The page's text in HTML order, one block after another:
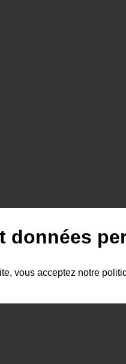
données
vous acceptez notre